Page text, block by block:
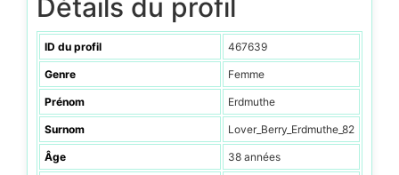
Détails du profil
ID du profil 467639
Genre Femme
Prénom Erdmuthe
Surnom Lover_Berry_Erdmuthe_82
Âge 38 années